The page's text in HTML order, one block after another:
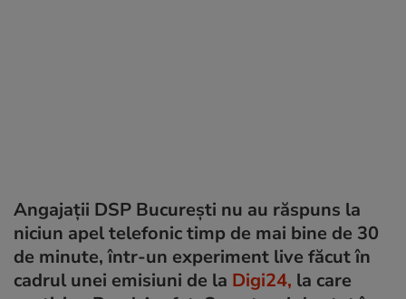
Angajații DSP București nu au răspuns la
niciun apel telefonic timp de mai bine de 30
de minute, într-un experiment live făcut în
cadrul unei emisiuni de la Digi24, la care